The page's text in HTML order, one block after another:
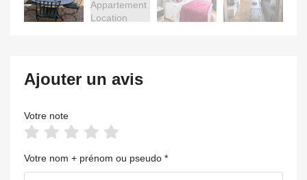
Ajouter un avis
Votre note
Votre nom + prénom ou pseudo *